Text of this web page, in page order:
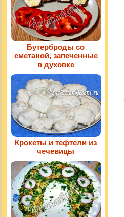
Бутерброды со
сметаной, запеченные
в духовке
Крокеты и тефтели из
чечевицы